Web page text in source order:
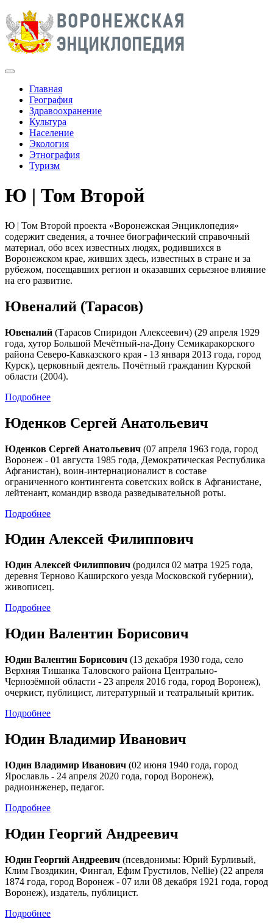
Главная
География
Здравоохранение
Культура
Население
Экология
Этнография
Туризм
Ю | Том Второй
Ю | Том Второй проекта «Воронежская Энциклопедия»
содержит сведения, а точнее биографический справочный
материал, обо всех известных людях, родившихся в
Воронежском крае, живших здесь, известных в стране и за
рубежом, посещавших регион и оказавших серьезное влияние
на его развитие.
Ювеналий (Тарасов)
Ювеналий (Тарасов Спиридон Алексеевич) (29 апреля 1929
года, хутор Большой Мечётный-на-Дону Семикаракорского
района Северо-Кавказского края - 13 января 2013 года, город
Курск), церковный деятель. Почётный гражданин Курской
области (2004).
Подробнее
Юденков Сергей Анатольевич
Юденков Сергей Анатольевич (07 апреля 1963 года, город
Воронеж - 01 августа 1985 года, Демократическая Республика
Афганистан), воин-интернационалист в составе
ограниченного контингента советских войск в Афганистане,
лейтенант, командир взвода разведывательной роты.
Подробнее
Юдин Алексей Филиппович
Юдин Алексей Филиппович (родился 02 матра 1925 года,
деревня Терново Каширского уезда Московской губернии),
живописец.
Подробнее
Юдин Валентин Борисович
Юдин Валентин Борисович (13 декабря 1930 года, село
Верхняя Тишанка Таловского района Центрально-
Чернозёмной области - 23 апреля 2016 года, город Воронеж),
очеркист, публицист, литературный и театральный критик.
Подробнее
Юдин Владимир Иванович
Юдин Владимир Иванович (02 июня 1940 года, город
Ярославль - 24 апреля 2020 года, город Воронеж),
радиоинженер, педагог.
Подробнее
Юдин Георгий Андреевич
Юдин Георгий Андреевич (псевдонимы: Юрий Бурливый,
Клим Гвоздикин, Фингал, Ефим Грустилов, Nellie) (22 апреля
1874 года, город Воронеж - 07 или 08 декабря 1921 года, город
Воронеж), издатель, публицист.
Подробнее